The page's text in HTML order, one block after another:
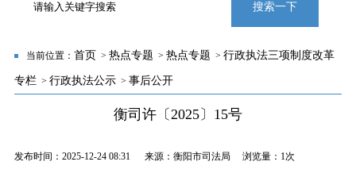
搜索一下
当前位置： 首页 > 热点专题 > 热点专题 > 行政执法三项制度改革
专栏> 行政执法公示> 事后公开
衡司许〔2025〕15号
发布时间：2025-12-24 08:31 来源：衡阳市司法局 浏览量： 1次